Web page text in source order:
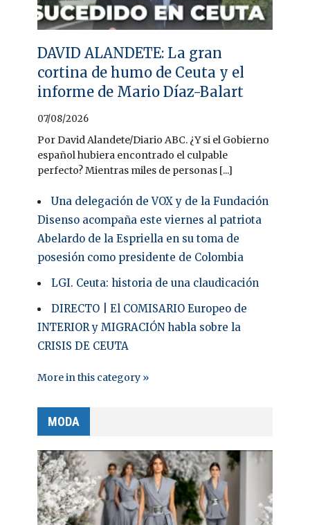
DAVID ALANDETE: La gran
cortina de humo de Ceuta y el
informe de Mario Díaz-Balart
07/08/2026
Por David Alandete/Diario ABC. ¿Y si el Gobierno
español hubiera encontrado el culpable
perfecto? Mientras miles de personas [...]
Una delegación de VOX y de la Fundación
Disenso acompaña este viernes al patriota
Abelardo de la Espriella en su toma de
posesión como presidente de Colombia
LGI. Ceuta: historia de una claudicación
DIRECTO | El COMISARIO Europeo de
INTERIOR y MIGRACIÓN habla sobre la
CRISIS DE CEUTA
More in this category »
MODA